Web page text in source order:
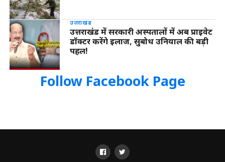
उत्तराखंड
उत्तराखंड में सरकारी अस्पतालों में अब प्राइवेट
डॉक्टर करेंगे इलाज, सुबोध उनियाल की बड़ी
पहल!
Follow Facebook Page